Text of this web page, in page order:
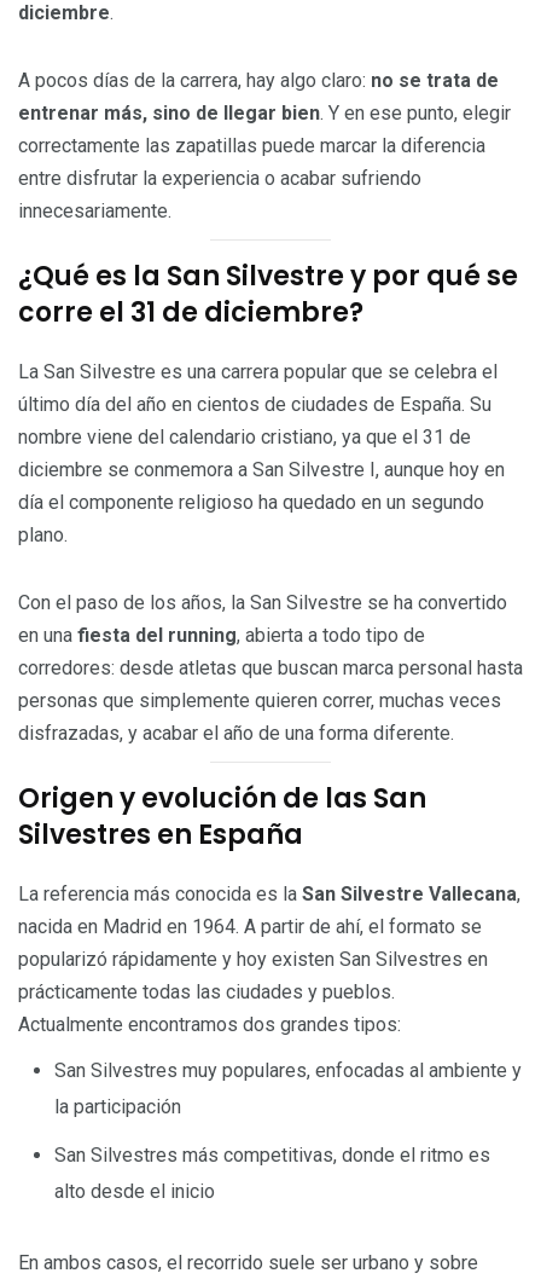
diciembre.
A pocos días de la carrera, hay algo claro: no se trata de
entrenar más, sino de llegar bien. Y en ese punto, elegir
correctamente las zapatillas puede marcar la diferencia
entre disfrutar la experiencia o acabar sufriendo
innecesariamente.
¿Qué es la San Silvestre y por qué se
corre el 31 de diciembre?
La San Silvestre es una carrera popular que se celebra el
último día del año en cientos de ciudades de España. Su
nombre viene del calendario cristiano, ya que el 31 de
diciembre se conmemora a San Silvestre I, aunque hoy en
día el componente religioso ha quedado en un segundo
plano.
Con el paso de los años, la San Silvestre se ha convertido
en una fiesta del running, abierta a todo tipo de
corredores: desde atletas que buscan marca personal hasta
personas que simplemente quieren correr, muchas veces
disfrazadas, y acabar el año de una forma diferente.
Origen y evolución de las San
Silvestres en España
La referencia más conocida es la San Silvestre Vallecana,
nacida en Madrid en 1964. A partir de ahí, el formato se
popularizó rápidamente y hoy existen San Silvestres en
prácticamente todas las ciudades y pueblos.
Actualmente encontramos dos grandes tipos:
San Silvestres muy populares, enfocadas al ambiente y
la participación
San Silvestres más competitivas, donde el ritmo es
alto desde el inicio
En ambos casos, el recorrido suele ser urbano y sobre